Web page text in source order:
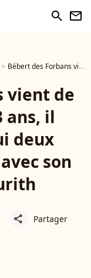
search newsletter
Bébert des Forbans vient de nous quitter à 63 ans, il laisse derrière lui deux enfants qu'il a eus avec son ex-femme Nourith
vient de
ans, il
deux
son
share Partager